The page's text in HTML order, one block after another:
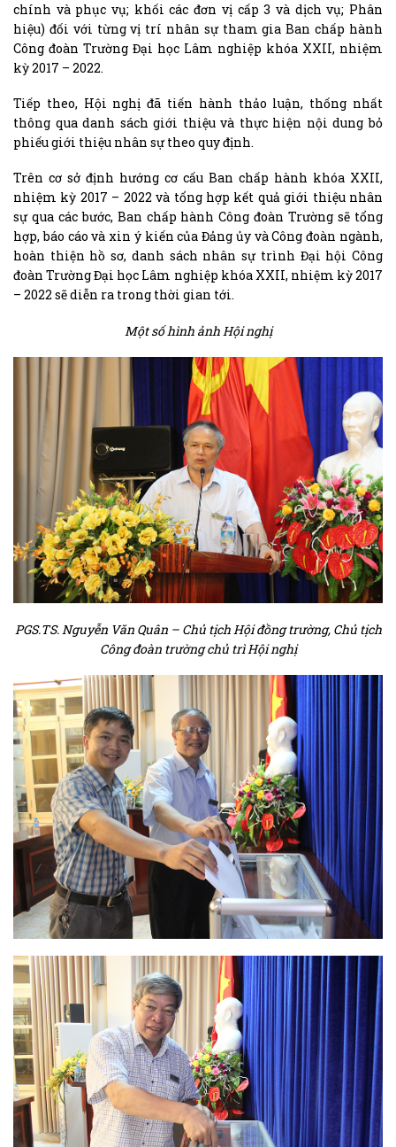
chính và phục vụ; khối các đơn vị cấp 3 và dịch vụ; Phân
hiệu) đối với từng vị trí nhân sự tham gia Ban chấp hành
Công đoàn Trường Đại học Lâm nghiệp khóa XXII, nhiệm
kỳ 2017 – 2022.
Tiếp theo, Hội nghị đã tiến hành thảo luận, thống nhất
thông qua danh sách giới thiệu và thực hiện nội dung bỏ
phiếu giới thiệu nhân sự theo quy định.
Trên cơ sở định hướng cơ cấu Ban chấp hành khóa XXII,
nhiệm kỳ 2017 – 2022 và tổng hợp kết quả giới thiệu nhân
sự qua các bước, Ban chấp hành Công đoàn Trường sẽ tổng
hợp, báo cáo và xin ý kiến của Đảng ủy và Công đoàn ngành,
hoàn thiện hồ sơ, danh sách nhân sự trình Đại hội Công
đoàn Trường Đại học Lâm nghiệp khóa XXII, nhiệm kỳ 2017
– 2022 sẽ diễn ra trong thời gian tới.
Một số hình ảnh Hội nghị
PGS.TS. Nguyễn Văn Quân – Chủ tịch Hội đồng trường, Chủ tịch
Công đoàn trường chủ trì Hội nghị